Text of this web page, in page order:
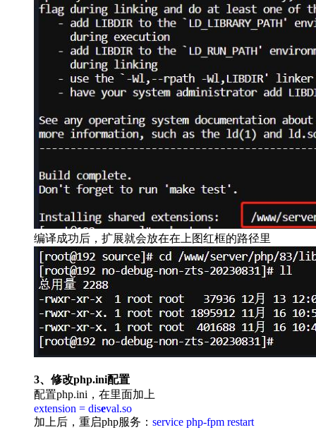
编译成功后，扩展就会放在在上图红框的路径里
3、修改php.ini配置
配置php.ini，在里面加上
extension = diseval.so
加上后，重启php服务： service php-fpm restart